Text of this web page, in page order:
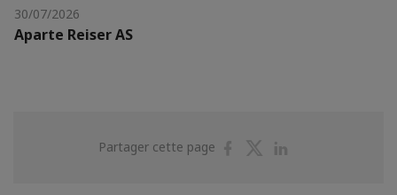
30/07/2026
Aparte Reiser AS
Partager cette page
PartagerPartager